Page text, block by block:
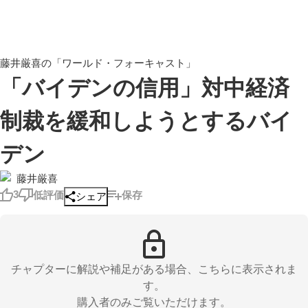
藤井厳喜の「ワールド・フォーキャスト」
「バイデンの信用」対中経済
制裁を緩和しようとするバイ
デン
藤井厳喜
3
低評価 シェア 保存
チャプターに解説や補足がある場合、こちらに表示されま
す。
購入者のみご覧いただけます。